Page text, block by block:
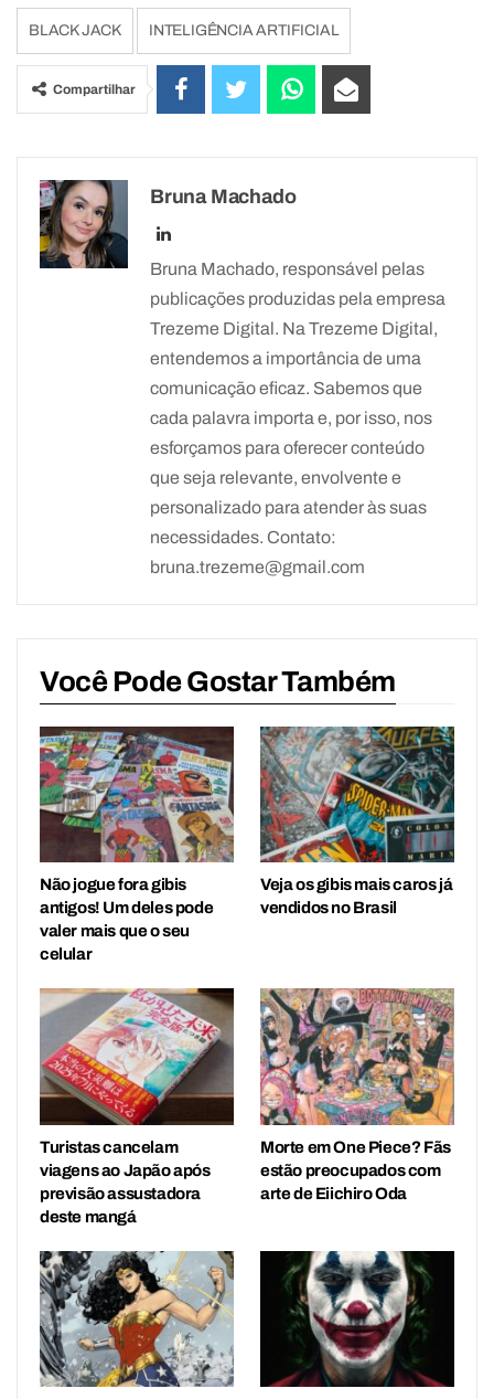
BLACK JACK INTELIGÊNCIA ARTIFICIAL
Compartilhar
Bruna Machado
Bruna Machado, responsável pelas
publicações produzidas pela empresa
Trezeme Digital. Na Trezeme Digital,
entendemos a importância de uma
comunicação eficaz. Sabemos que
cada palavra importa e, por isso, nos
esforçamos para oferecer conteúdo
que seja relevante, envolvente e
personalizado para atender às suas
necessidades. Contato:
bruna.trezeme@gmail.com
Você Pode Gostar Também
Não jogue fora gibis
antigos! Um deles pode
valer mais que o seu
celular
Veja os gibis mais caros já
vendidos no Brasil
Turistas cancelam
viagens ao Japão após
previsão assustadora
deste mangá
Morte em One Piece? Fãs
estão preocupados com
arte de Eiichiro Oda